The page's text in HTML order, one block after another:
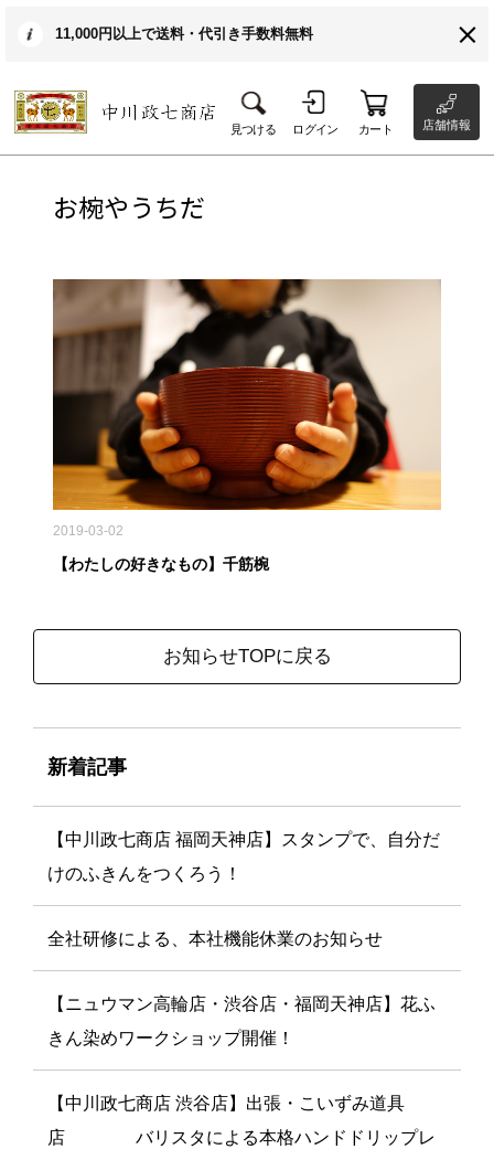
11,000円以上で送料・代引き手数料無料
見つける ログイン カート 店舗情報
お椀やうちだ
2019-03-02
【わたしの好きなもの】千筋椀
お知らせTOPに戻る
新着記事
【中川政七商店 福岡天神店】スタンプで、自分だ
けのふきんをつくろう！
全社研修による、本社機能休業のお知らせ
【ニュウマン高輪店・渋谷店・福岡天神店】花ふ
きん染めワークショップ開催！
【中川政七商店 渋谷店】出張・こいずみ道具
店 バリスタによる本格ハンドドリップレ